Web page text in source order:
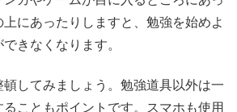
にあったりしますと、勉強を始めよ
きなくなります。
頓してみましょう。勉強道具以外は一
こともポイントです。スマホも使用